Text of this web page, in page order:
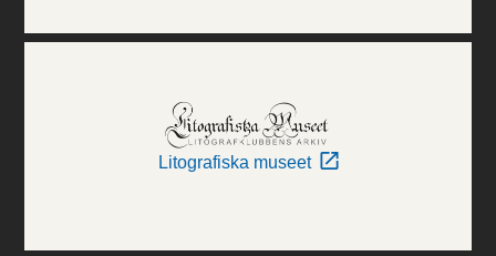
Litografiska museet